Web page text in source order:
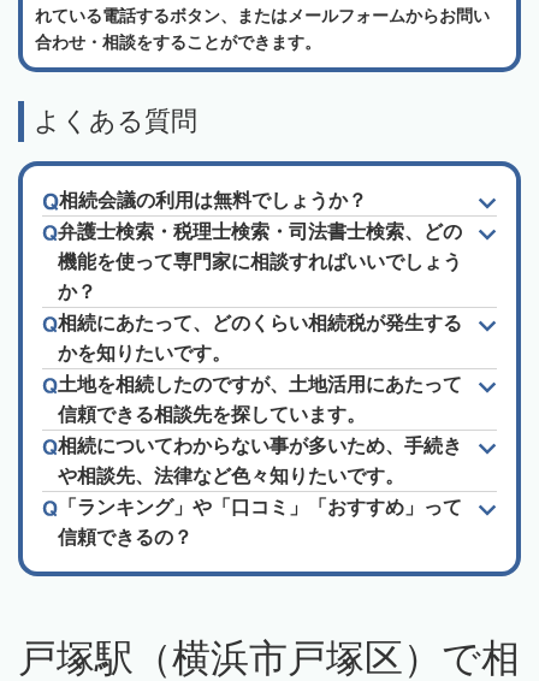
れている電話するボタン、またはメールフォームからお問い
合わせ・相談をすることができます。
よくある質問
相続会議の利用は無料でしょうか？
弁護士検索・税理士検索・司法書士検索、どの
機能を使って専門家に相談すればいいでしょう
か？
相続にあたって、どのくらい相続税が発生する
かを知りたいです。
土地を相続したのですが、土地活用にあたって
信頼できる相談先を探しています。
相続についてわからない事が多いため、手続き
や相談先、法律など色々知りたいです。
「ランキング」や「口コミ」「おすすめ」って
信頼できるの？
戸塚駅（横浜市戸塚区）で相